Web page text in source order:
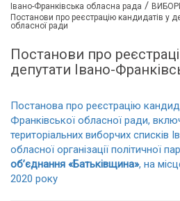
Івано-Франківська обласна рада /
Постанови про реєстрацію кандидатів у
обласної ради
Постанови про
депутати Івано-
Постанова про реєстрацію
Франківської обласної ради,
територіальних виборчих списків
обласної організації політичної
об’єднання «Батьківщина», на
2020 року